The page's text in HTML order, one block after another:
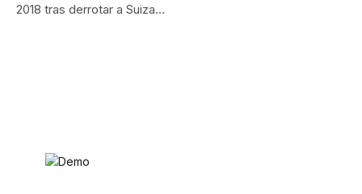
2018 tras derrotar a Suiza…